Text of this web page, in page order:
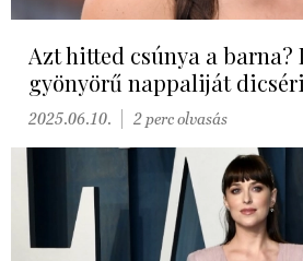
Azt hitted csúnya a barna?
gyönyörű nappaliját
2025.06.10. 2 perc olvasás